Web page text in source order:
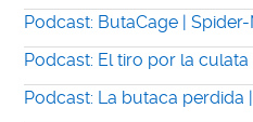
Podcast: ButaCage |
Podcast: El tiro por la
Podcast: La butaca perdida